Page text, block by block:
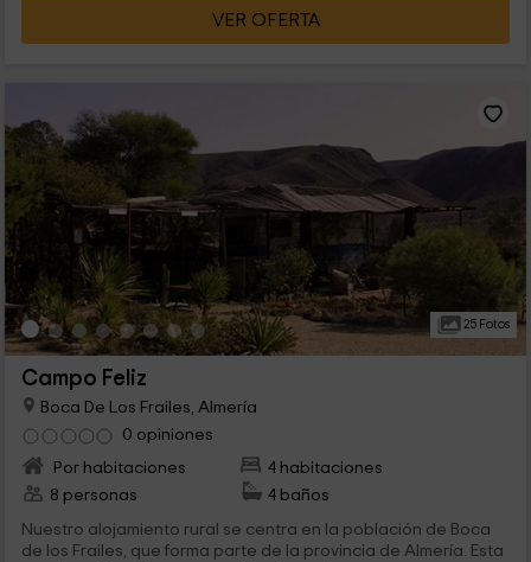
VER OFERTA
25 Fotos
Campo Feliz
Boca De Los Frailes, Almería
0 opiniones
Por habitaciones
4 habitaciones
8 personas
4 baños
Nuestro alojamiento rural se centra en la población de Boca
de los Frailes, que forma parte de la provincia de Almería. Esta